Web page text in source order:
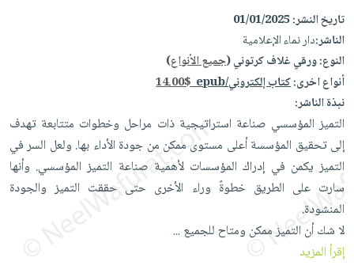
على
Android
تحميل
iKitab
على
Apple
masmu3
على
Apple
جوائز
العناية
الشخصية
العناية
وتصفيف
الشعر
العناية
بالجسم
العناية
بالأسنان
الحمية
والتغذية
المطبخ
والسفرة
جديد
الكل
أواني
الطهي
أدوات
الخبز
أدوات
المائدة
الأوعية
متجر
الهدايا
أقسام
الأكثر
مبيعاً
العودة
للمدارس
شحن
مجاني
بنود
تاريخ النشر:01/01/2025
الناشر:دار نماء الإعلامية
النوع:ورقي غلاف كرتوني (جميع الأنواع)
أنواع اخرى:كتاب إلكتروني/epub
14.00$
نبذة الناشر:
التميز المؤسسي صناعة استراتيجية ذات مراحل وخطوات متتابعة تهدف
إلى تحقيق المؤسسة أعلى مستوى ممكن من جودة الأداء بها. ولعل السر في
التميز يكمن في إدراك المؤسسات لأهمية صناعة التميز المؤسسي. وأنها
سارت على الطريق خطوةً وراء الأخرى حتى حققت التميز والجودة
المنشودة.
لا شك أن التميز ممكن ومتاح للجميع...
إقرأ المزيد